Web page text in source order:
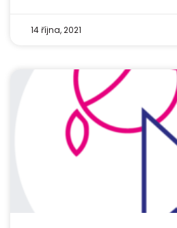
14 října, 2021